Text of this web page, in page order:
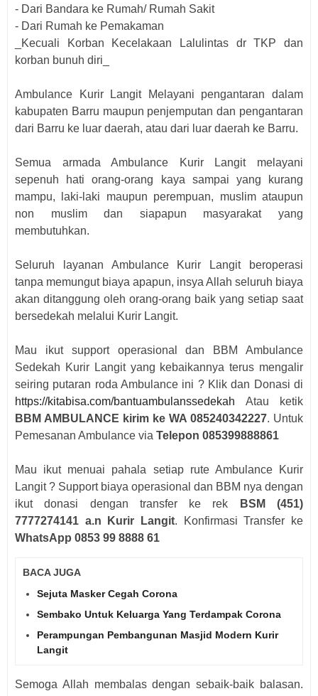
- Dari Bandara ke Rumah/ Rumah Sakit
- Dari Rumah ke Pemakaman
_Kecuali Korban Kecelakaan Lalulintas dr TKP dan
korban bunuh diri_
Ambulance Kurir Langit Melayani pengantaran dalam
kabupaten Barru maupun penjemputan dan pengantaran
dari Barru ke luar daerah, atau dari luar daerah ke Barru.
Semua armada Ambulance Kurir Langit melayani
sepenuh hati orang-orang kaya sampai yang kurang
mampu, laki-laki maupun perempuan, muslim ataupun
non muslim dan siapapun masyarakat yang
membutuhkan.
Seluruh layanan Ambulance Kurir Langit beroperasi
tanpa memungut biaya apapun, insya Allah seluruh biaya
akan ditanggung oleh orang-orang baik yang setiap saat
bersedekah melalui Kurir Langit.
Mau ikut support operasional dan BBM Ambulance
Sedekah Kurir Langit yang kebaikannya terus mengalir
seiring putaran roda Ambulance ini ? Klik dan Donasi di
https://kitabisa.com/bantuambulanssedekah Atau ketik
BBM AMBULANCE kirim ke WA 085240342227. Untuk
Pemesanan Ambulance via Telepon 085399888861
Mau ikut menuai pahala setiap rute Ambulance Kurir
Langit ? Support biaya operasional dan BBM nya dengan
ikut donasi dengan transfer ke rek
BSM (451)
7777274141 a.n Kurir Langit. Konfirmasi Transfer ke
WhatsApp 0853 99 8888 61
BACA JUGA
Sejuta Masker Cegah Corona
Sembako Untuk Keluarga Yang Terdampak Corona
Perampungan Pembangunan Masjid Modern Kurir
Langit
Semoga Allah membalas dengan sebaik-baik balasan.